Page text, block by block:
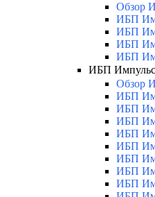
Обзор
ИБП
ИБП
ИБП
ИБП
ИБП
Обзор
ИБП
ИБП
ИБП
ИБП
ИБП
ИБП
ИБП
ИБП